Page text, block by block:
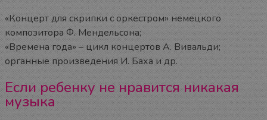
«Концерт для скрипки с оркестром» немецкого
композитора Ф. Мендельсона;
«Времена года» – цикл концертов А. Вивальди;
органные произведения И. Баха и др.
Если ребенку не нравится никакая
музыка